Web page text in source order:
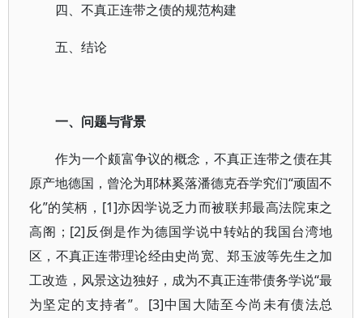
四、不真正连带之债的规范构建
五、结论
一、问题与背景
作为一个颇富争议的概念，不真正连带之债在其
原产地德国，曾沦为耶林奚落潘德克吞学究们“顽固不
化”的笑柄，[1]亦因学说乏力而被联邦最高法院束之
高阁；[2]反倒是作为德国学说中转站的我国台湾地
区，不真正连带理论经由史尚宽、郑玉波等先生之加
工改造，风景这边独好，成为不真正连带债务学说“最
为坚定的支持者”。[3]中国大陆至今尚未有债法总